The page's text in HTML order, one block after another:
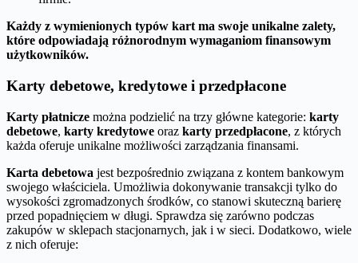
Każdy z wymienionych typów kart ma swoje unikalne zalety,
które odpowiadają różnorodnym wymaganiom finansowym
użytkowników.
Karty debetowe, kredytowe i przedpłacone
Karty płatnicze można podzielić na trzy główne kategorie: karty
debetowe, karty kredytowe oraz karty przedpłacone, z których
każda oferuje unikalne możliwości zarządzania finansami.
Karta debetowa jest bezpośrednio związana z kontem bankowym
swojego właściciela. Umożliwia dokonywanie transakcji tylko do
wysokości zgromadzonych środków, co stanowi skuteczną barierę
przed popadnięciem w długi. Sprawdza się zarówno podczas
zakupów w sklepach stacjonarnych, jak i w sieci. Dodatkowo, wiele
z nich oferuje: